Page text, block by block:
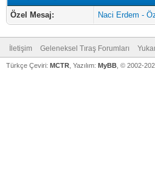
Özel Mesaj: Naci Erdem -
İletişim Geleneksel Tıraş Forumları
Türkçe Çeviri: MCTR , Yazılım: MyBB , © 2002-